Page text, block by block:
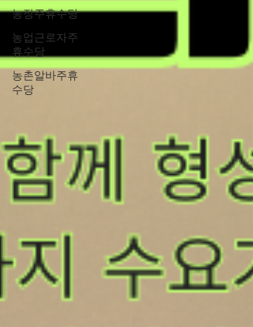
농장주휴수당
농업근로자주
휴수당
농촌알바주휴
수당